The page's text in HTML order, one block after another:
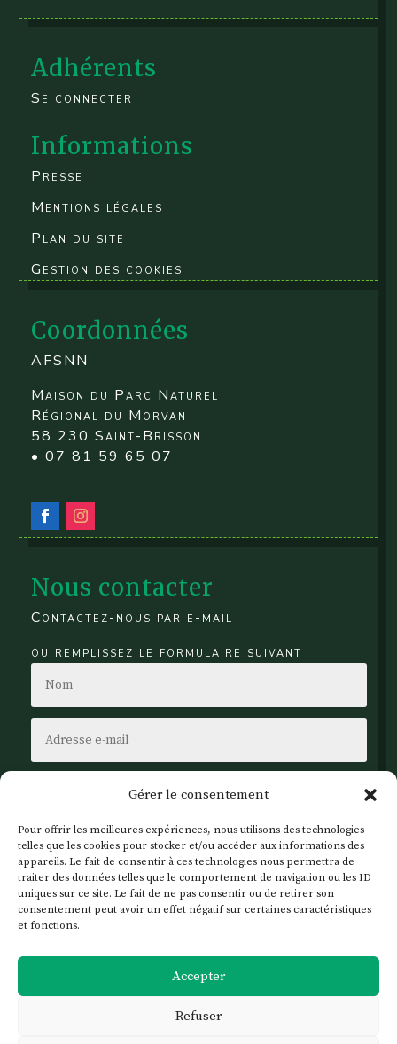
Gérer le consentement
Pour offrir les meilleures expériences, nous utilisons des technologies
telles que les cookies pour stocker et/ou accéder aux informations des
appareils. Le fait de consentir à ces technologies nous permettra de
traiter des données telles que le comportement de navigation ou les ID
uniques sur ce site. Le fait de ne pas consentir ou de retirer son
consentement peut avoir un effet négatif sur certaines caractéristiques
et fonctions.
Accepter
Refuser
Adhérents
Se connecter
Informations
Presse
Mentions légales
Plan du site
Gestion des cookies
Coordonnées
AFSNN
Maison du Parc Naturel
Régional du Morvan
58 230 Saint-Brisson
• 07 81 59 65 07
Nous contacter
Contactez-nous par e-mail
ou remplissez le formulaire suivant